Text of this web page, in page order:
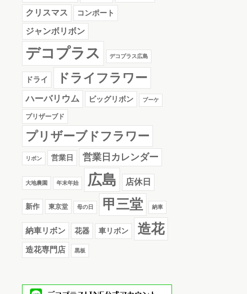
クリスマス コンポート
ジャンボリボン
デコプラス デコプラス広島
ドライ ドライフラワー
ハーバリウム ビッグリボン ブーケ
プリザーブド
プリザーブドフラワー
リボン 営業日 営業日カレンダー
大地農園 年末年始 広島 店休日
新作 東京堂 母の日 甲三堂 納車
納車リボン 花器 車リボン 造花
造花専門店 黒板